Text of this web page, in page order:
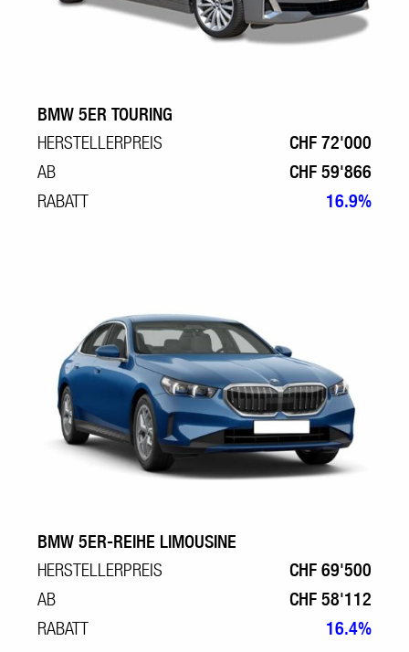
BMW 5ER TOURING
HERSTELLERPREIS
CHF 72'000
AB
CHF 59'866
RABATT
16.9%
BMW 5ER-REIHE LIMOUSINE
HERSTELLERPREIS
CHF 69'500
AB
CHF 58'112
RABATT
16.4%